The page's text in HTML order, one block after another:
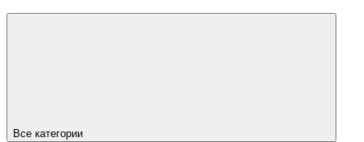
Все категории